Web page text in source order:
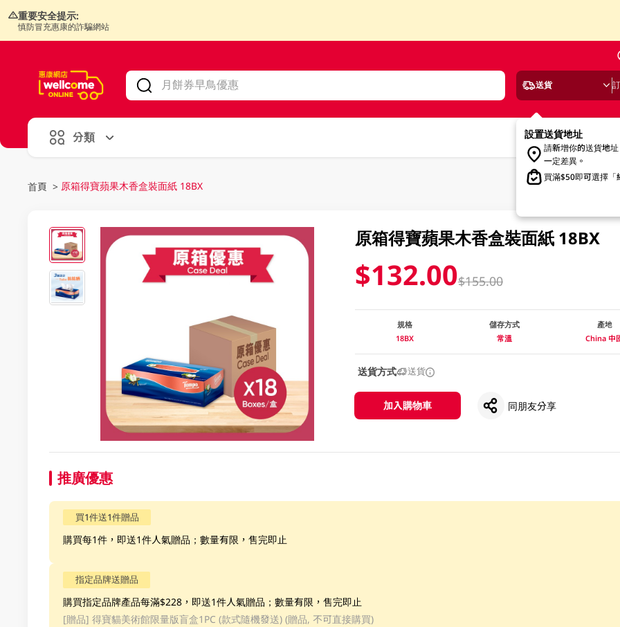
重要安全提示:
慎防冒充惠康的詐騙網站
送貨
設置送貨地址
請新增你的送貨地
一定差異。
買滿$50即可選擇「
分類
首頁 > 原箱得寶蘋果木香盒裝面紙 18BX
原箱得寶蘋果木香盒裝面紙 18BX
$132.00$155.00
規格
18BX
儲存方式
常溫
產地
China 中
送貨方式 送貨
加入購物車 同朋友分享
推廣優惠
買1件送1件贈品
購買每1件，即送1件人氣贈品；數量有限，售完即止
指定品牌送贈品
購買指定品牌產品每滿$228，即送1件人氣贈品；數量有限，售完即止
[贈品] 得寶貓美術館限量版盲盒1PC (款式隨機發送) (贈品, 不可直接購買)